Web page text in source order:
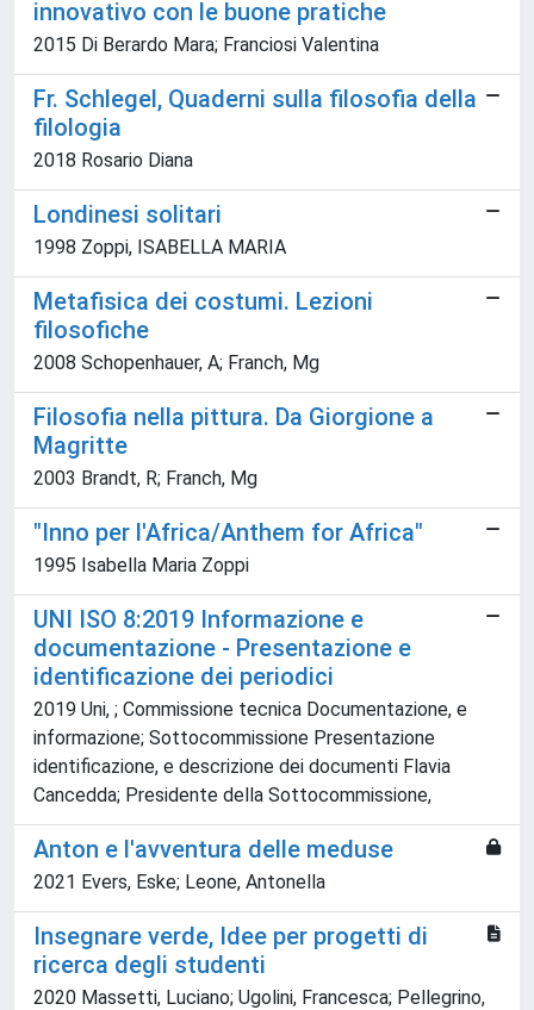
innovativo con le buone pratiche
2015 Di Berardo Mara; Franciosi Valentina
Fr. Schlegel, Quaderni sulla filosofia della
filologia
2018 Rosario Diana
Londinesi solitari
1998 Zoppi, ISABELLA MARIA
Metafisica dei costumi. Lezioni
filosofiche
2008 Schopenhauer, A; Franch, Mg
Filosofia nella pittura. Da Giorgione a
Magritte
2003 Brandt, R; Franch, Mg
"Inno per l'Africa/Anthem for Africa"
1995 Isabella Maria Zoppi
UNI ISO 8:2019 Informazione e
documentazione - Presentazione e
identificazione dei periodici
2019 Uni, ; Commissione tecnica Documentazione, e
informazione; Sottocommissione Presentazione
identificazione, e descrizione dei documenti Flavia
Cancedda; Presidente della Sottocommissione,
Anton e l'avventura delle meduse
2021 Evers, Eske; Leone, Antonella
Insegnare verde, Idee per progetti di
ricerca degli studenti
2020 Massetti, Luciano; Ugolini, Francesca; Pellegrino,